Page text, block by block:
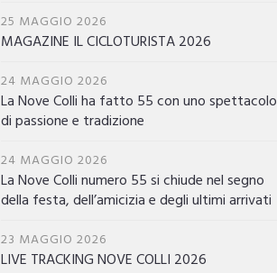
25 MAGGIO 2026
MAGAZINE IL CICLOTURISTA 2026
24 MAGGIO 2026
La Nove Colli ha fatto 55 con uno spettacolo
di passione e tradizione
24 MAGGIO 2026
La Nove Colli numero 55 si chiude nel segno
della festa, dell’amicizia e degli ultimi arrivati
23 MAGGIO 2026
LIVE TRACKING NOVE COLLI 2026